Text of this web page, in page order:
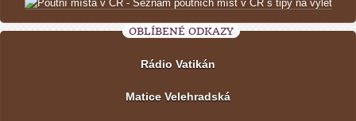
OBLÍBENÉ ODKAZY
Rádio Vatikán
Matice Velehradská